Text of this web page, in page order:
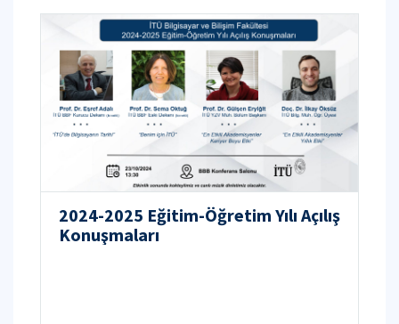
2024-2025 Eğitim-Öğretim Yılı Açılış
Konuşmaları